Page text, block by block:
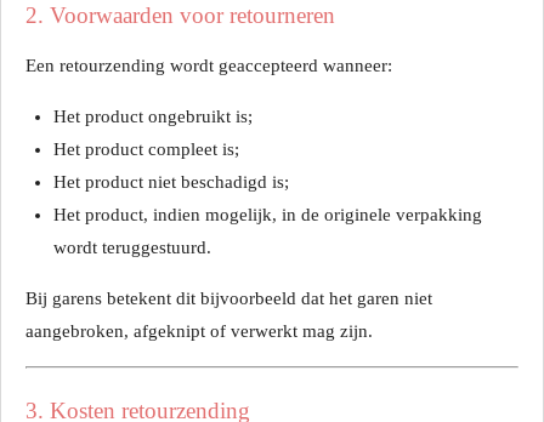
2. Voorwaarden voor retourneren
Een retourzending wordt geaccepteerd wanneer:
Het product ongebruikt is;
Het product compleet is;
Het product niet beschadigd is;
Het product, indien mogelijk, in de originele verpakking
wordt teruggestuurd.
Bij garens betekent dit bijvoorbeeld dat het garen niet
aangebroken, afgeknipt of verwerkt mag zijn.
3. Kosten retourzending